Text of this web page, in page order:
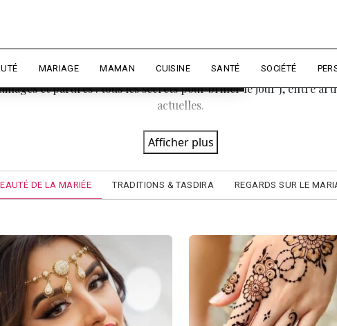
expérience et mesurer l'audience.
MARIAGE MAMAN CUISINE SANTÉ SOCIÉTÉ
Beauté de la mariée
et parures : tous les secrets pour briller le jour J, entre
actuelles.
Afficher plus
DE LA MARIÉE TRADITIONS & TASDIRA REGARDS SUR LE